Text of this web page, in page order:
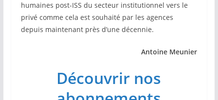
humaines post-ISS du secteur institutionnel vers le
privé comme cela est souhaité par les agences
depuis maintenant près d’une décennie.
Antoine Meunier
Découvrir nos